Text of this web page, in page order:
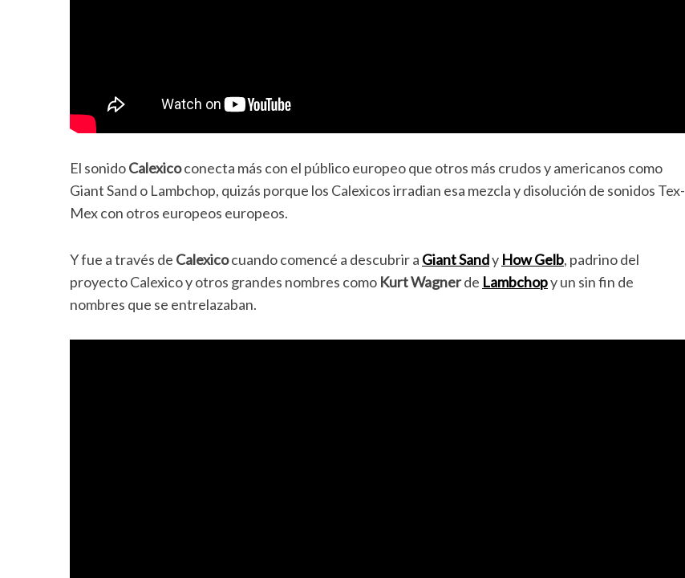
El sonidoCalexicoconecta más con el público europeo que otros más crudos y americanos como
Giant Sand o Lambchop, quizás porque los Calexicos irradian esa mezcla y disolución de sonidos Tex-
Mex con otros europeos europeos.
Y fue a través de Calexicocuando comencé a descubrir a Giant Sandy How Gelb, padrino del
proyecto Calexico y otros grandes nombres como Kurt Wagnerde Lambchopy un sin fin de
nombres que se entrelazaban.